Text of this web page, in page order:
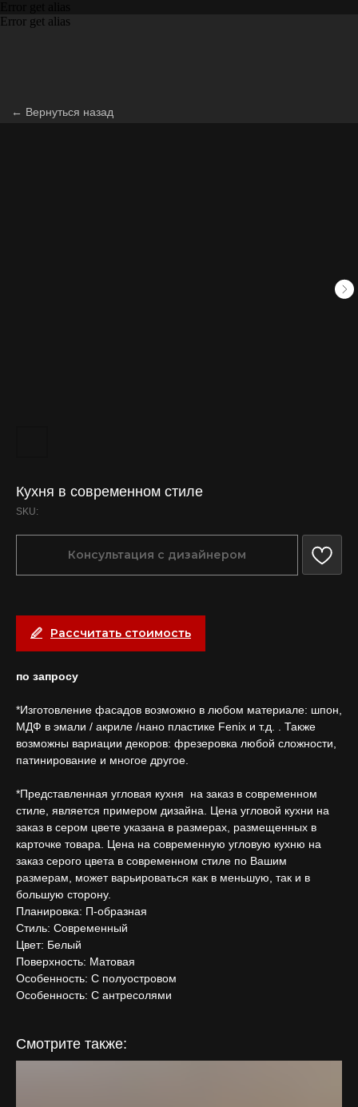
Error get alias
Кухня в современном стиле
SKU:
Консультация с дизайнером
Рассчитать стоимость
по запросу
*Изготовление фасадов возможно в любом материале: шпон,
МДФ в эмали / акриле /нано пластике Fenix и т.д. . Также
возможны вариации декоров: фрезеровка любой сложности,
патинирование и многое другое.
*Представленная угловая кухня на заказ в современном
стиле, является примером дизайна. Цена угловой кухни на
заказ в сером цвете указана в размерах, размещенных в
карточке товара. Цена на современную угловую кухню на
заказ серого цвета в современном стиле по Вашим
размерам, может варьироваться как в меньшую, так и в
большую сторону.
Планировка: П-образная
Стиль: Современный
Цвет: Белый
Поверхность: Матовая
Особенность: С полуостровом
Особенность: С антресолями
Смотрите также: